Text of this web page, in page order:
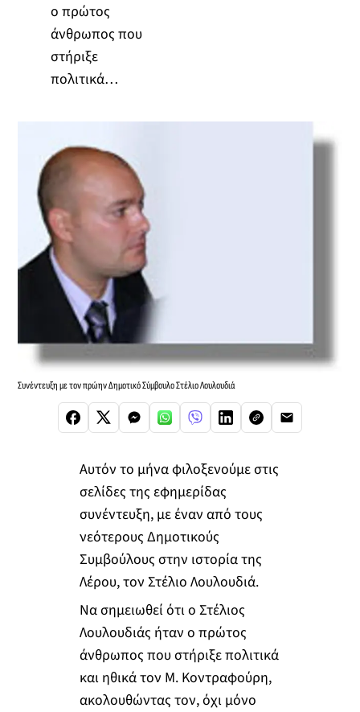
ο πρώτος
άνθρωπος που
στήριξε
πολιτικά…
Συνέντευξη με τον πρώην Δημοτικό Σύμβουλο Στέλιο Λουλουδιά
Αυτόν το μήνα φιλοξενούμε στις
σελίδες της εφημερίδας
συνέντευξη, με έναν από τους
νεότερους Δημοτικούς
Συμβούλους στην ιστορία της
Λέρου, τον Στέλιο Λουλουδιά.
Να σημειωθεί ότι ο Στέλιος
Λουλουδιάς ήταν ο πρώτος
άνθρωπος που στήριξε πολιτικά
και ηθικά τον Μ. Κοντραφούρη,
ακολουθώντας τον, όχι μόνο